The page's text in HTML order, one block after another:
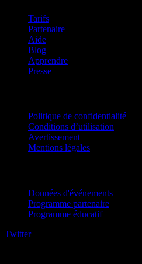
Tarifs
Partenaire
Aide
Blog
Apprendre
Presse
Politique de confidentialité
Conditions d’utilisation
Avertissement
Mentions légales
Données d'événements
Programme partenaire
Programme éducatif
Twitter